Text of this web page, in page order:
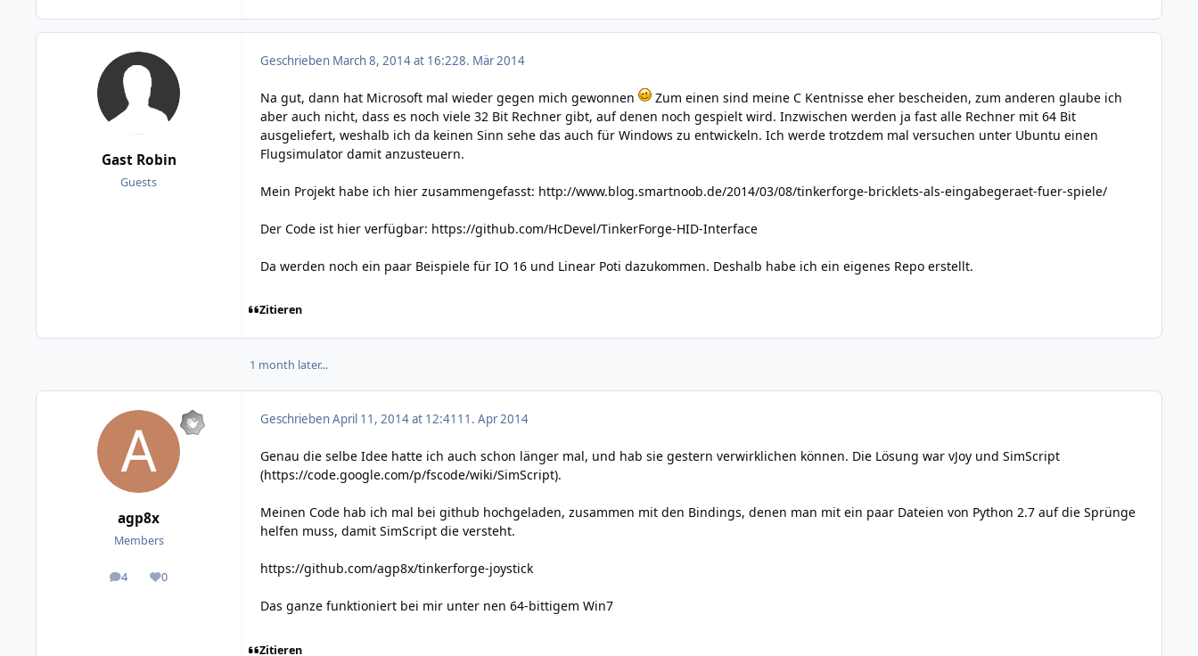
Gast Robin
Guests
Geschrieben March 8, 2014 at 16:228. Mär 2014
Na gut, dann hat Microsoft mal wieder gegen mich gewonnen
Zum einen sind meine C Kentnisse eher bescheiden, zum anderen glaube ich
aber auch nicht, dass es noch viele 32 Bit Rechner gibt, auf denen noch gespielt wird. Inzwischen werden ja fast alle Rechner mit 64 Bit
ausgeliefert, weshalb ich da keinen Sinn sehe das auch für Windows zu entwickeln. Ich werde trotzdem mal versuchen unter Ubuntu einen
Flugsimulator damit anzusteuern.
Mein Projekt habe ich hier zusammengefasst: http://www.blog.smartnoob.de/2014/03/08/tinkerforge-bricklets-als-eingabegeraet-fuer-spiele/
Der Code ist hier verfügbar: https://github.com/HcDevel/TinkerForge-HID-Interface
Da werden noch ein paar Beispiele für IO 16 und Linear Poti dazukommen. Deshalb habe ich ein eigenes Repo erstellt.
Zitieren
1 month later...
agp8x
Members
4
posts 0
Reputation
GeschriebenApril 11, 2014 at 12:41 11. Apr 2014
Genau die selbe Idee hatte ich auch schon länger mal, und hab sie gestern verwirklichen können. Die Lösung war vJoy und SimScript
(https://code.google.com/p/fscode/wiki/SimScript).
Meinen Code hab ich mal bei github hochgeladen, zusammen mit den Bindings, denen man mit ein paar Dateien von Python 2.7 auf die Sprünge
helfen muss, damit SimScript die versteht.
https://github.com/agp8x/tinkerforge-joystick
Das ganze funktioniert bei mir unter nen 64-bittigem Win7
Zitieren